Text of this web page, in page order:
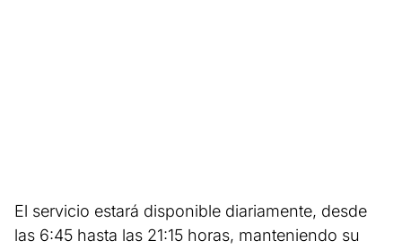
El servicio estará disponible diariamente, desde
las 6:45 hasta las 21:15 horas, manteniendo su